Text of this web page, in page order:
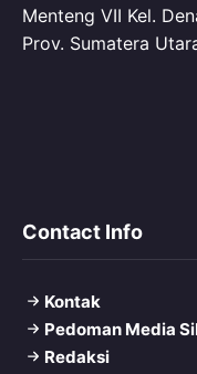
Menteng VII Kel.
Prov. Sumatera
Contact Info
Kontak
Pedoman Media
Redaksi